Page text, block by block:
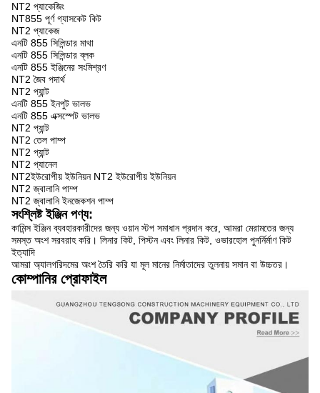
NT2 প্যাকেজিং
NT855 পূর্ণ গ্যাসকেট কিট
NT2 প্যাকেজ
এনটি 855 সিলিন্ডার মাথা
এনটি 855 সিলিন্ডার ব্লক
এনটি 855 ইঞ্জিনের সংমিশ্রণ
NT2 জৈব পদার্থ
NT2 প্যান্ট
এনটি 855 ইনপুট ভালভ
এনটি 855 এক্সস্পেট ভালভ
NT2 প্যান্ট
NT2 তেল পাম্প
NT2 প্যান্ট
NT2 প্যানেল
NT2ইউরোপীয় ইউনিয়ন NT2 ইউরোপীয় ইউনিয়ন
NT2 জ্বালানি পাম্প
NT2 জ্বালানি ইনজেকশন পাম্প
সংশ্লিষ্ট ইঞ্জিন পণ্য:
কামিন্স ইঞ্জিন ব্যবহারকারীদের জন্য ওয়ান স্টপ সমাধান প্রদান করে, আমরা মেরামতের জন্য
সমস্ত অংশ সরবরাহ করি। লিনার কিট, পিস্টন এবং লিনার কিট, ওভারহোল পুনর্নির্মাণ কিট
ইত্যাদি
আমরা অ্যালগরিদমের অংশ তৈরি করি যা মূল মানের নির্মাতাদের তুলনায় সমান বা উচ্চতর।
কোম্পানির প্রোফাইল